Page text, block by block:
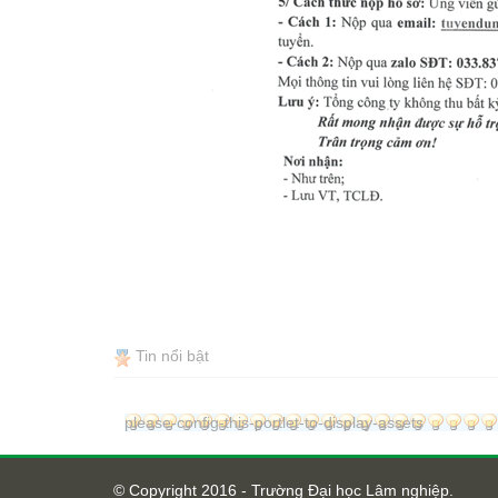
Tin nổi bật
please-config-this-portlet-to-display-assets
© Copyright 2016 - Trường Đại học Lâm nghiệp.